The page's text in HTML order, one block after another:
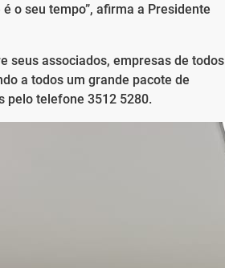
o seu tempo”, afirma a Presidente
seus associados, empresas de todos
a todos um grande pacote de
pelo telefone 3512 5280.